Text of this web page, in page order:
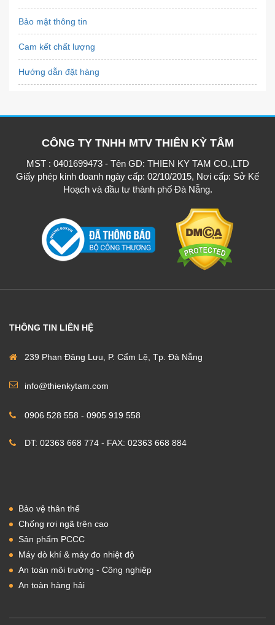
Bảo mật thông tin
Cam kết chất lượng
Hướng dẫn đặt hàng
CÔNG TY TNHH MTV THIÊN KỲ TÂM
MST : 0401699473 - Tên GD: THIEN KY TAM CO.,LTD
Giấy phép kinh doanh ngày cấp: 02/10/2015, Nơi cấp: Sở Kế
Hoạch và đầu tư thành phố Đà Nẵng.
THÔNG TIN LIÊN HỆ
239 Phan Đăng Lưu, P. Cẩm Lệ, Tp. Đà Nẵng
info@thienkytam.com
0906 528 558 - 0905 919 558
DT: 02363 668 774 - FAX: 02363 668 884
Bảo vệ thân thể
Chống rơi ngã trên cao
Sản phẩm PCCC
Máy dò khí & máy đo nhiệt độ
An toàn môi trường - Công nghiệp
An toàn hàng hải